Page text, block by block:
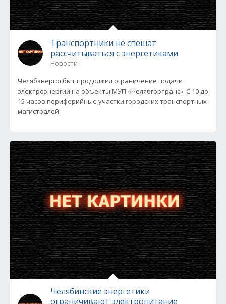
Транспортники не спешат
рассчитываться с энергетиками
Новости
Челябэнергосбыт продолжил ограничение подачи
электроэнергии на объекты МУП «Челябгортранс». С 10 до
15 часов периферийные участки городских транспортных
магистралей
Челябинские энергетики
ограничивают электропитание